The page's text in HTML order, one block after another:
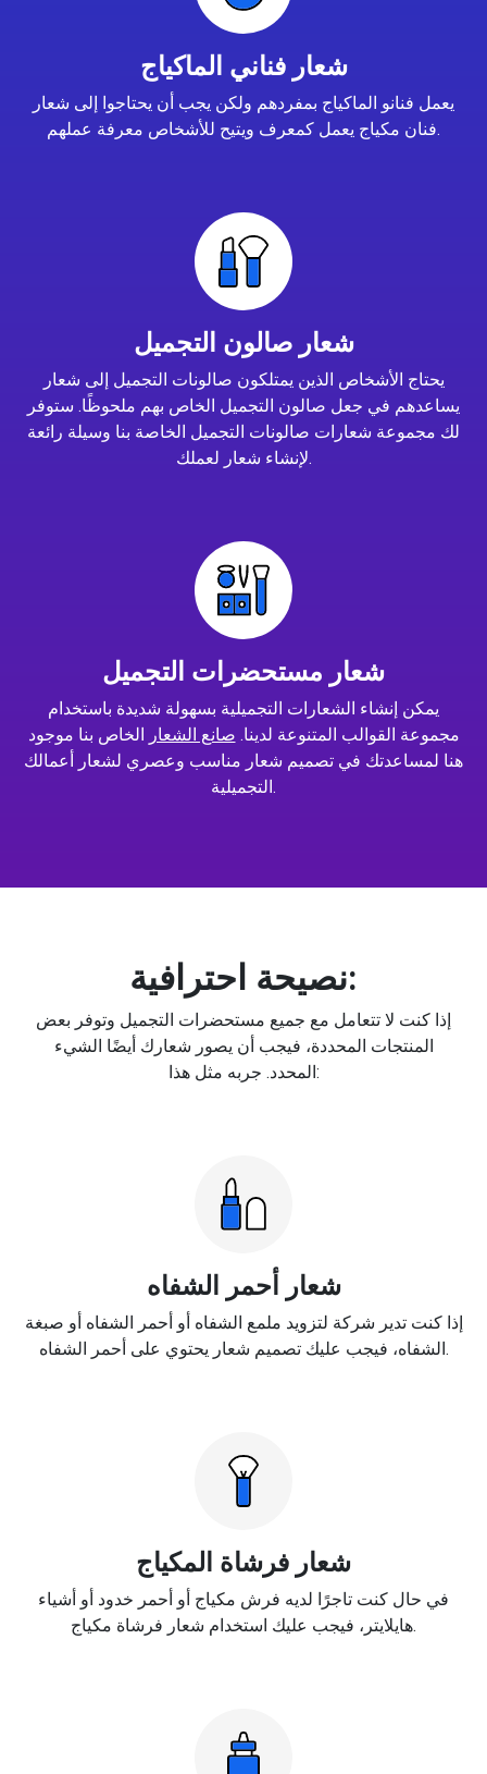
شعار فناني الماكياج
يعمل فنانو الماكياج بمفردهم ولكن يجب أن يحتاجوا إلى شعار
فنان مكياج يعمل كمعرف ويتيح للأشخاص معرفة عملهم.
شعار صالون التجميل
يحتاج الأشخاص الذين يمتلكون صالونات التجميل إلى شعار
يساعدهم في جعل صالون التجميل الخاص بهم ملحوظًا. ستوفر
لك مجموعة شعارات صالونات التجميل الخاصة بنا وسيلة رائعة
لإنشاء شعار لعملك.
شعار مستحضرات التجميل
يمكن إنشاء الشعارات التجميلية بسهولة شديدة باستخدام
مجموعة القوالب المتنوعة لدينا. صانع الشعار الخاص بنا موجود
هنا لمساعدتك في تصميم شعار مناسب وعصري لشعار أعمالك
التجميلية.
نصيحة احترافية:
إذا كنت لا تتعامل مع جميع مستحضرات التجميل وتوفر بعض
المنتجات المحددة، فيجب أن يصور شعارك أيضًا الشيء
المحدد. جربه مثل هذا:
شعار أحمر الشفاه
إذا كنت تدير شركة لتزويد ملمع الشفاه أو أحمر الشفاه أو صبغة
الشفاه، فيجب عليك تصميم شعار يحتوي على أحمر الشفاه.
شعار فرشاة المكياج
في حال كنت تاجرًا لديه فرش مكياج أو أحمر خدود أو أشياء
هايلايتر، فيجب عليك استخدام شعار فرشاة مكياج.